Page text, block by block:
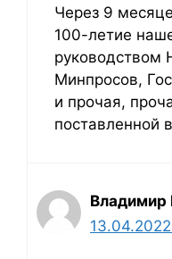
Через 9
100-летие
руководством
Минпросов,
и прочая,
поставленной
Владимир